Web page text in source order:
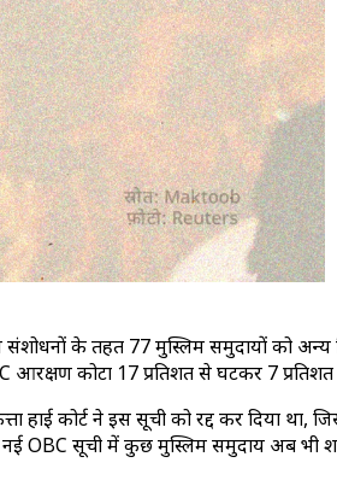
के तहत 77 मुस्लिम समुदायों को अन्य
कोटा 17 प्रतिशत से घटकर 7 प्रतिशत
कोर्ट ने इस सूची को रद्द कर दिया था,
OBC सूची में कुछ मुस्लिम समुदाय अब भी